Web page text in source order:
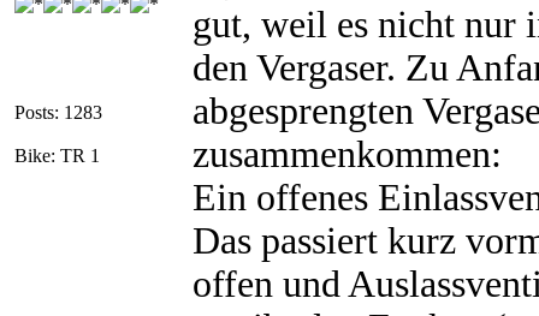
Posts: 1283
Bike: TR 1
gut, weil es nicht nur
den Vergaser. Zu
abgesprengten
zusammenkommen:
Ein offenes
Das passiert kurz
offen und